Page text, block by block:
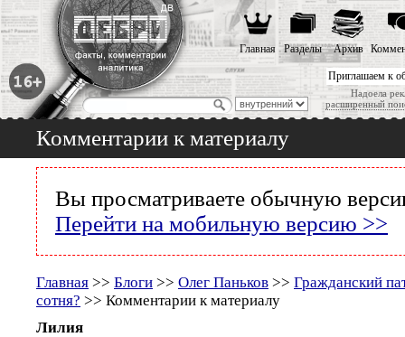
Приглашаем к
Надоела
расширенный
Главная Разделы Архив
Комментарии к материалу
Вы просматриваете обычную
Перейти на мобильную версию >>
Главная >> Блоги >> Олег Паньков >> Гражданский
сотня? >> Комментарии к материалу
Лилия